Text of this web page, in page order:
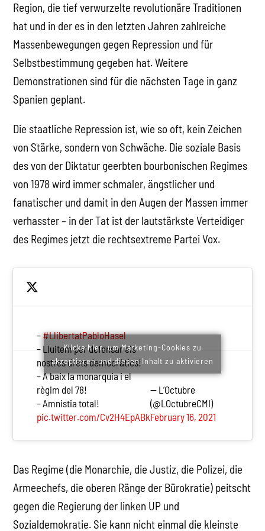
Region, die tief verwurzelte revolutionäre Traditionen
hat und in der es in den letzten Jahren zahlreiche
Massenbewegungen gegen Repression und für
Selbstbestimmung gegeben hat. Weitere
Demonstrationen sind für die nächsten Tage in ganz
Spanien geplant.
Die staatliche Repression ist, wie so oft, kein Zeichen
von Stärke, sondern von Schwäche. Die soziale Basis
des von der Diktatur geerbten bourbonischen Regimes
von 1978 wird immer schmaler, ängstlicher und
fanatischer und damit in den Augen der Massen immer
verhasster – in der Tat ist der lautstärkste Verteidiger
des Regimes jetzt die rechtsextreme Partei Vox.
–#LlibertatPabloHasel
– Lluitem per defensar els
nostres drets democràtics!
– A baix la monarquia i el
règim del 78!
– Amnistia total!
pic.twitter.com/Cv2H4EpABk
— L’Octubre
(@LOctubreCMI)
February 16, 2021
Klicke hier, um Marketing-Cookies zu
akzeptieren und diesen Inhalt zu aktivieren
Das Regime (die Monarchie, die Justiz, die Polizei, die
Armeechefs, die oberen Ränge der Bürokratie) peitscht
gegen die Regierung der linken UP und
Sozialdemokratie. Sie kann nicht einmal die kleinste